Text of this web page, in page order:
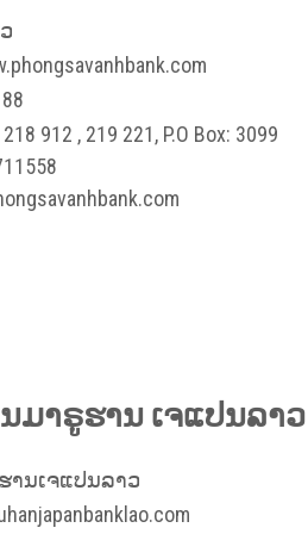
912 , 219 221, P.O Box: 3099
ມາຣູຮານ ເຈແປນລາ
ນເຈແປນລາວ